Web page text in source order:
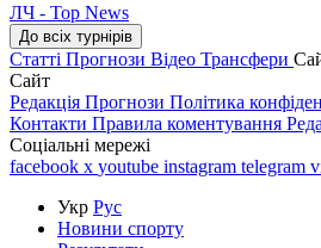
ЛЧ - Top News
До всіх турнірів
Статті Прогнози Відео Трансфери
Сайт
Редакція Прогнози Політика
Контакти Правила коментування
Соціальні мережі
facebook x youtube instagram telegram
Укр Рус
Новини спорту